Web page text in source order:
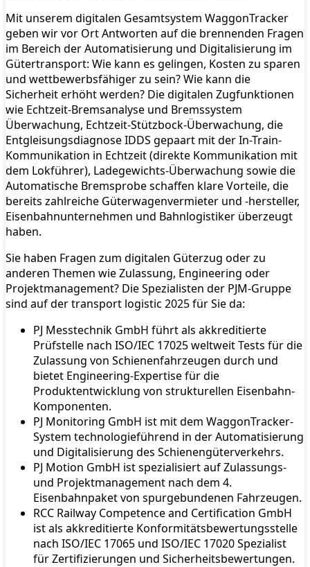
Mit unserem digitalen Gesamtsystem WaggonTracker
geben wir vor Ort Antworten auf die brennenden Fragen
im Bereich der Automatisierung und Digitalisierung im
Gütertransport: Wie kann es gelingen, Kosten zu sparen
und wettbewerbsfähiger zu sein? Wie kann die
Sicherheit erhöht werden? Die digitalen Zugfunktionen
wie Echtzeit-Bremsanalyse und Bremssystem
Überwachung, Echtzeit-Stützbock-Überwachung, die
Entgleisungsdiagnose IDDS gepaart mit der In-Train-
Kommunikation in Echtzeit (direkte Kommunikation mit
dem Lokführer), Ladegewichts-Überwachung sowie die
Automatische Bremsprobe schaffen klare Vorteile, die
bereits zahlreiche Güterwagenvermieter und -hersteller,
Eisenbahnunternehmen und Bahnlogistiker überzeugt
haben.
Sie haben Fragen zum digitalen Güterzug oder zu
anderen Themen wie Zulassung, Engineering oder
Projektmanagement? Die Spezialisten der PJM-Gruppe
sind auf der transport logistic 2025 für Sie da:
PJ Messtechnik GmbH führt als akkreditierte
Prüfstelle nach ISO/IEC 17025 weltweit Tests für die
Zulassung von Schienenfahrzeugen durch und
bietet Engineering-Expertise für die
Produktentwicklung von strukturellen Eisenbahn-
Komponenten.
PJ Monitoring GmbH ist mit dem WaggonTracker-
System technologieführend in der Automatisierung
und Digitalisierung des Schienengüterverkehrs.
PJ Motion GmbH ist spezialisiert auf Zulassungs-
und Projektmanagement nach dem 4.
Eisenbahnpaket von spurgebundenen Fahrzeugen.
RCC Railway Competence and Certification GmbH
ist als akkreditierte Konformitätsbewertungsstelle
nach ISO/IEC 17065 und ISO/IEC 17020 Spezialist
für Zertifizierungen und Sicherheitsbewertungen.